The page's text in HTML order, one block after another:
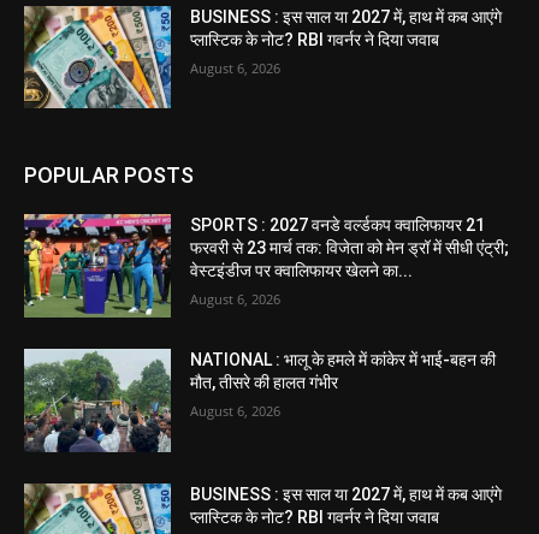
BUSINESS : इस साल या 2027 में, हाथ में कब आएंगे
प्लास्टिक के नोट? RBI गवर्नर ने दिया जवाब
August 6, 2026
POPULAR POSTS
SPORTS : 2027 वनडे वर्ल्डकप क्वालिफायर 21
फरवरी से 23 मार्च तक: विजेता को मेन ड्रॉ में सीधी एंट्री;
वेस्टइंडीज पर क्वालिफायर खेलने का...
August 6, 2026
NATIONAL : भालू के हमले में कांकेर में भाई-बहन की
मौत, तीसरे की हालत गंभीर
August 6, 2026
BUSINESS : इस साल या 2027 में, हाथ में कब आएंगे
प्लास्टिक के नोट? RBI गवर्नर ने दिया जवाब